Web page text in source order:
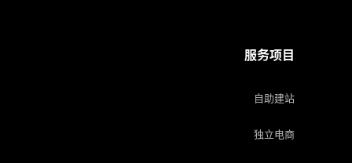
服务项目
自助建站
独立电商